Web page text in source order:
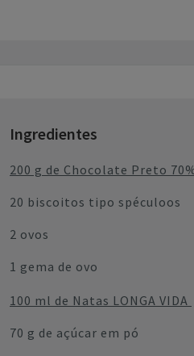
Ingredientes
200 g de Chocolate Preto
20 biscoitos tipo spéculoos
2 ovos
1 gema de ovo
100 ml de Natas LONGA VIDA
70 g de açúcar em pó